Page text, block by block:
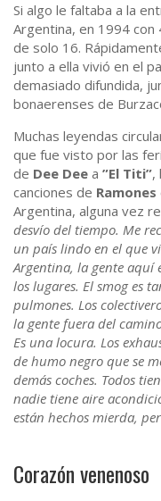
Si algo le faltaba a la
Argentina, en 1994 con
de solo 16.
junto a ella vivió en el
demasiado difundida,
bonaerenses de
Muchas leyendas
que fue visto por las
de Dee Dee a ”El Titi”,
canciones de Ramones
Argentina, alguna vez
desvío del tiempo. Me
un país lindo en el que
Argentina, la gente aquí
los lugares. El smog es
pulmones. Los
la gente fuera del
Es una locura. Los
de humo negro que se
demás coches. Todos
nadie tiene aire
están hechos mierda,
Corazón venenoso